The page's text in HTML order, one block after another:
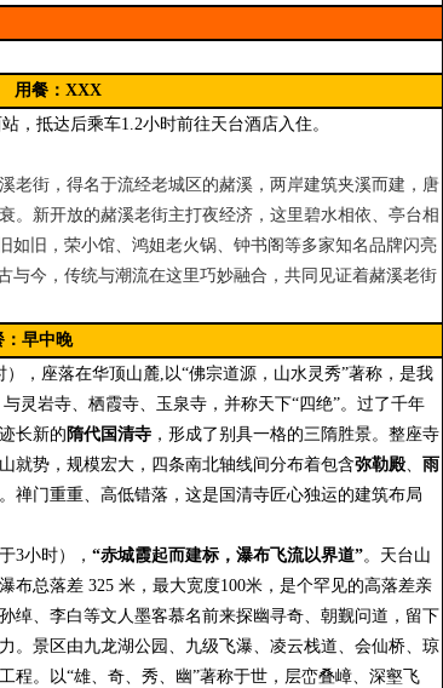
用餐：XXX
站 ，抵达后乘车1.2小时前往天台酒店入住。
老街，得名于流经老城区的赭溪，两岸建筑夹溪而建，唐
。新开放的赭溪老街主打夜经济，这里碧水相依、亭台相
如旧，荣小馆、鸿姐老火锅、钟书阁等多家知名品牌闪亮
与今，传统与潮流在这里巧妙融合，共同见证着赭溪老街
：早中晚
）， 座落在华顶山麓,以“佛宗道源，山水灵秀”著称，是我
灵岩寺、栖霞寺、玉泉寺，并称天下“四绝”。过了千年
长新的 隋代国清寺 ，形成了别具一格的三隋胜景。整座寺
就势，规模宏大， 四条南北轴线间分布着包含弥勒殿、 雨
禅门重重、高低错落 ，这是国清寺匠心独运的建筑布局
3小时），“赤城霞起而建标，瀑布飞流以界道”。天台山
布总落差 325 米，最大宽度100米，是个罕见的高落差亲
绰、李白等文人墨客慕名前来探幽寻奇、朝觐问道，留下
。景区由九龙湖公园、九级飞瀑、凌云栈道、会仙桥、琼
程。以“雄、奇、秀、幽”著称于世，层峦叠嶂、深壑飞